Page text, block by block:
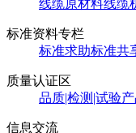
线缆原材料线缆
标准资料专栏
标准求助标准共
质量认证区
品质|检测|试验
信息交流